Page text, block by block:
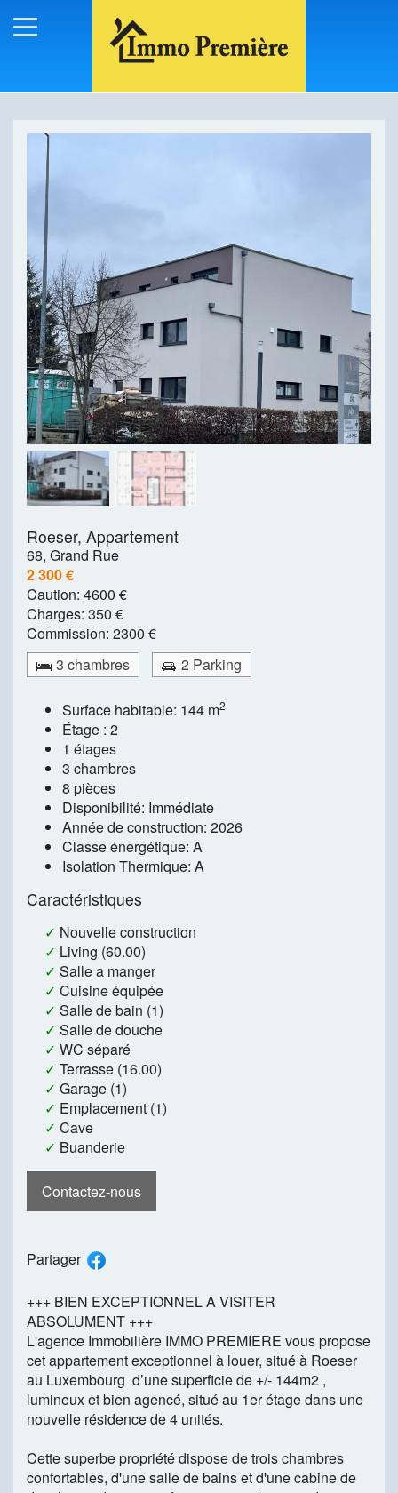
Roeser, Appartement
68, Grand Rue
2 300 €
Caution: 4600 €
Charges: 350 €
Commission: 2300 €
3 chambres
2 Parking
Surface habitable: 144 m2
Étage : 2
1 étages
3 chambres
8 pièces
Disponibilité: Immédiate
Année de construction: 2026
Classe énergétique: A
Isolation Thermique: A
Caractéristiques
✓ Nouvelle construction
✓ Living (60.00)
✓ Salle a manger
✓ Cuisine équipée
✓ Salle de bain (1)
✓ Salle de douche
✓ WC séparé
✓ Terrasse (16.00)
✓ Garage (1)
✓ Emplacement (1)
✓ Cave
✓ Buanderie
Contactez-nous
Partager
+++ BIEN EXCEPTIONNEL A VISITER
ABSOLUMENT +++
L'agence Immobilière IMMO PREMIERE vous propose
cet appartement exceptionnel à louer, situé à Roeser
au Luxembourg d’une superficie de +/- 144m2 ,
lumineux et bien agencé, situé au 1er étage dans une
nouvelle résidence de 4 unités.
Cette superbe propriété dispose de trois chambres
confortables, d'une salle de bains et d'une cabine de